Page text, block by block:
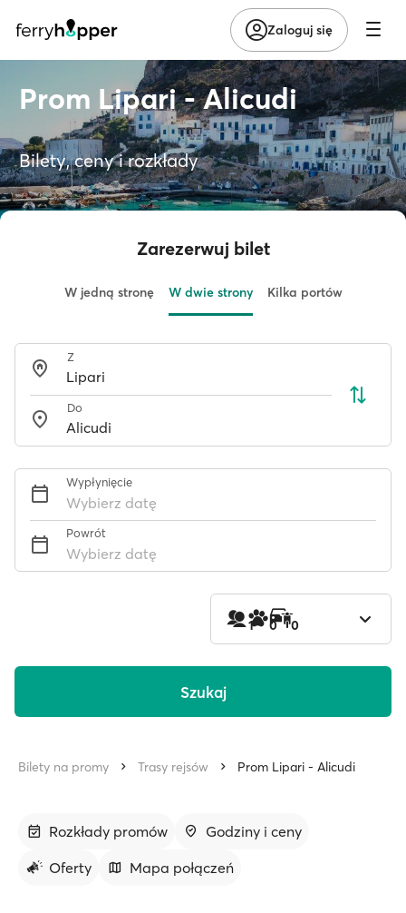
Zaloguj się
Prom Lipari - Alicudi
Bilety, ceny i rozkłady
Zarezerwuj bilet
W jedną stronę W dwie strony Kilka portów
Z
Do
Wypłynięcie
Wybierz datę
Powrót
Wybierz datę
1 0 0
Szukaj
Bilety na promy Trasy rejsów Prom Lipari - Alicudi
Rozkłady promów
Godziny i ceny
Oferty
Mapa połączeń